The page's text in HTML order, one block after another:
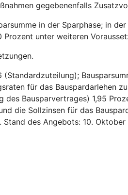
gegebenenfalls
in der Sparphase; in
unter weiteren
für das Bauspardarlehen
Bausparvertrages) 1,95
die Sollzinsen für das
des Angebots: 10.